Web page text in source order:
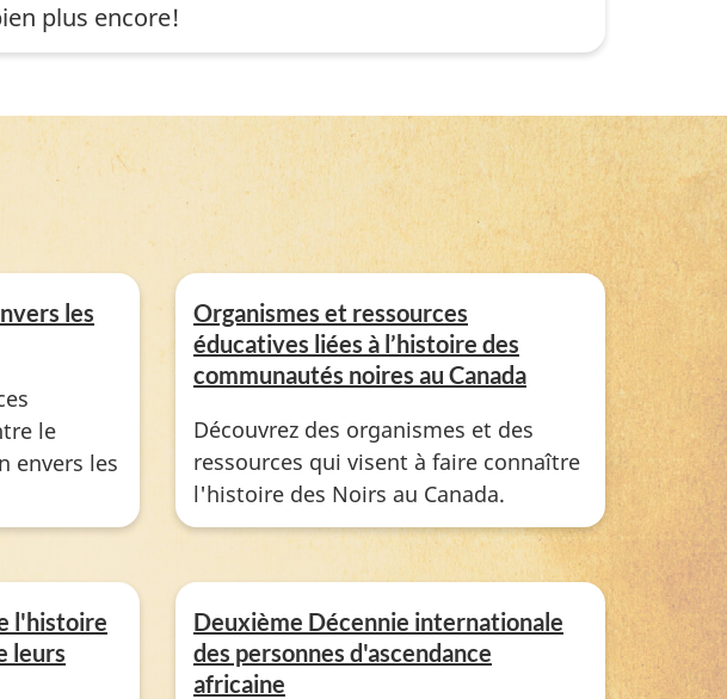
plus encore!
les
le
envers les
Organismes et ressources
éducatives liées à l’histoire des
communautés noires au Canada
Découvrez des organismes et des
ressources qui visent à faire connaître
l'histoire des Noirs au Canada.
l'histoire
leurs
Deuxième Décennie internationale
des personnes d'ascendance
africaine